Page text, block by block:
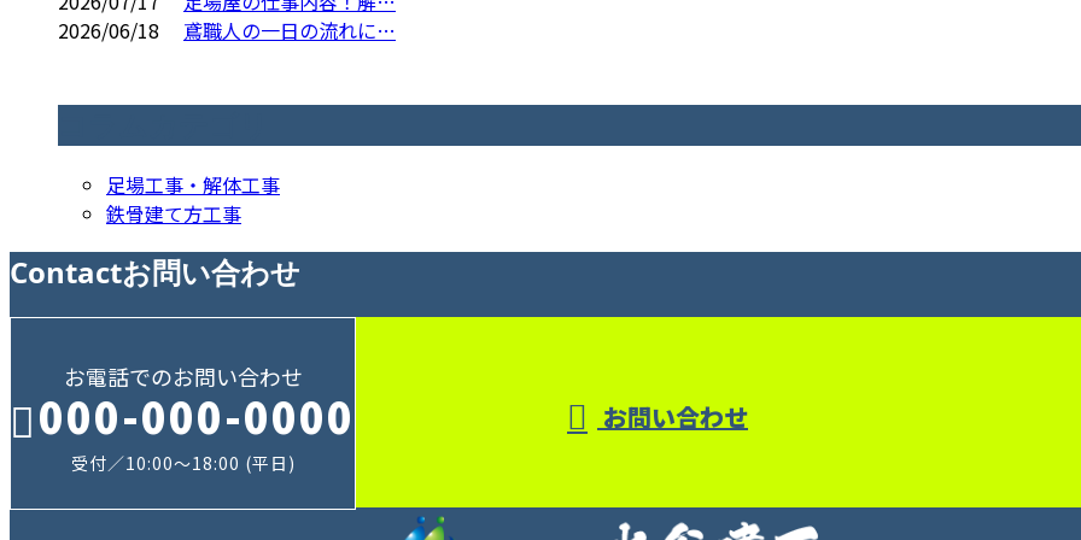
2026/06/18
鳶職人の一日の流れに…
足場工事・解体工事
鉄骨建て方工事
Contactお問い合わせ
お電話でのお問い合わせ
000-000-0000
受付／10:00～18:00 (平日)
お問い合わせ